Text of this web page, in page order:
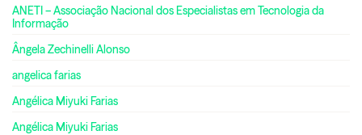
ANETI – Associação Nacional dos Especialistas em Tecnologia da
Informação
Ângela Zechinelli Alonso
angelica farias
Angélica Miyuki Farias
Angélica Miyuki Farias